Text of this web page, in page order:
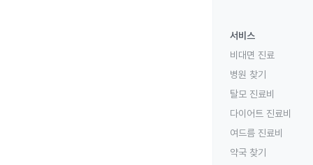
서비스
비대면 진료
병원 찾기
탈모 진료비
다이어트 진료비
여드름 진료비
약국 찾기